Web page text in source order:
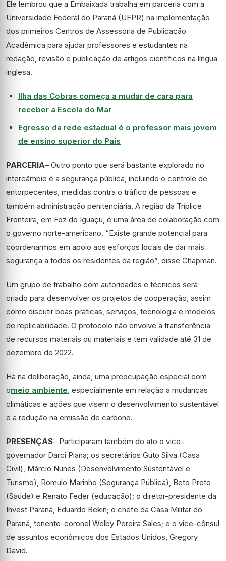
Ele lembrou que a Embaixada trabalha em parceria com a
Universidade Federal do Paraná (UFPR) na implementação
dos primeiros Centros de Assessoria de Publicação
Acadêmica para ajudar professores e estudantes na
redação, revisão e publicação de artigos científicos na língua
inglesa.
Ilha das Cobras começa a mudar de cara para
receber a Escola do Mar
Egresso da rede estadual é o professor mais jovem
de ensino superior do País
PARCERIA– Outro ponto que será bastante explorado no
intercâmbio é a segurança pública, incluindo o controle de
entorpecentes, medidas contra o tráfico de pessoas e
também administração penitenciária. A região da Tríplice
Fronteira, em Foz do Iguaçu, é uma área de colaboração com
o governo norte-americano. “Existe grande potencial para
coordenarmos em apoio aos esforços locais de dar mais
segurança a todos os residentes da região”, disse Chapman.
Um grupo de trabalho com autoridades e técnicos será
criado para desenvolver os projetos de cooperação, assim
como discutir boas práticas, serviços, tecnologia e modelos
de replicabilidade. O protocolo não envolve a transferência
de recursos materiais ou materiais e tem validade até 31 de
dezembro de 2022.
Há na deliberação, ainda, uma preocupação especial com
omeio ambiente, especialmente em relação a mudanças
climáticas e ações que visem o desenvolvimento sustentável
e a redução na emissão de carbono.
PRESENÇAS– Participaram também do ato o vice-
governador Darci Piana; os secretários Guto Silva (Casa
Civil), Márcio Nunes (Desenvolvimento Sustentável e
Turismo), Romulo Marinho (Segurança Pública), Beto Preto
(Saúde) e Renato Feder (educação); o diretor-presidente da
Invest Paraná, Eduardo Bekin; o chefe da Casa Militar do
Paraná, tenente-coronel Welby Pereira Sales; e o vice-cônsul
de assuntos econômicos dos Estados Unidos, Gregory
David.